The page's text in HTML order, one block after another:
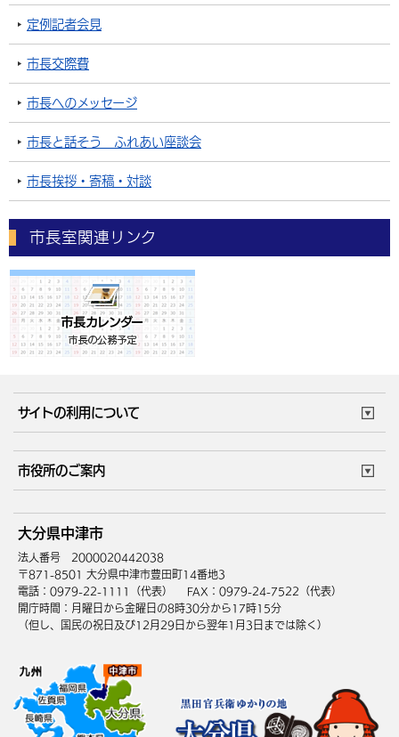
定例記者会見
市長交際費
市長へのメッセージ
市長と話そう ふれあい座談会
市長挨拶・寄稿・対談
市長室関連リンク
サイトの利用について
サイトマップ
市役所のご案内
庁舎地図 組織案内
中津市へのアクセス
大分県中津市
法人番号 2000020442038
〒871-8501 大分県中津市豊田町14番地3
電話：0979-22-1111（代表）
FAX：0979-24-7522（代表）
開庁時間：月曜日から金曜日の8時30分から17時15分
（但し、国民の祝日及び12月29日から翌年1月3日までは除く）